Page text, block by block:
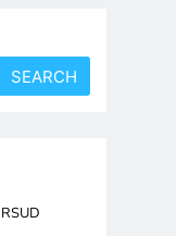
SEARCH